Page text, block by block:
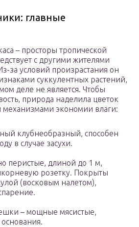
главные
– просторы тропической
с другими жителями
за условий произрастания он
суккулентных растений,
деле не является. Чтобы
природа наделила цветок
механизмами экономии влаги:
клубнеобразный, способен
в случае засухи.
перистые, длиной до 1 м,
розетку. Покрыты
(восковым налетом),
– мощные мясистые,